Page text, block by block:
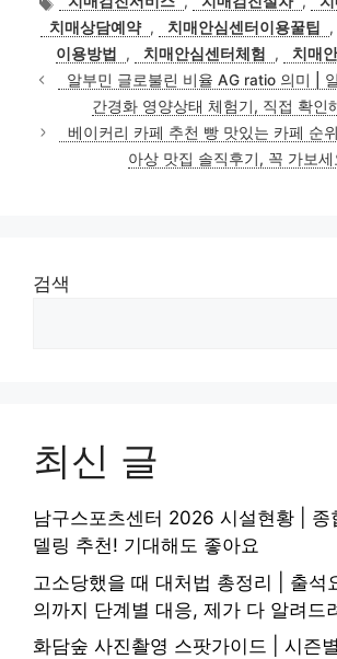
고
리
그
치매상담예약 , 치매안심센터이용꿀팁 ,
이용방법
, 치매안심센터체험 ,
치매
알부민 글로불린 비율 AG ratio 의미 |
간경화 영양상태 체험기, 직접 확인
베이커리 카페 추천 빵 맛있는 카페 순
아상 맛집 솔직후기, 꼭 가보세
검색
최신 글
남구스포츠센터 2026 시설현황 | 종
델링 추천! 기대해도 좋아요
고소당했을 때 대처법 총정리 | 출석
의까지 단계별 대응, 제가 다 알려드
화담숲 사진촬영 스팟가이드 | 시즌